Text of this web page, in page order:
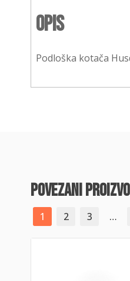
Opis
Podloška kotača
povezani
1 2 3 …